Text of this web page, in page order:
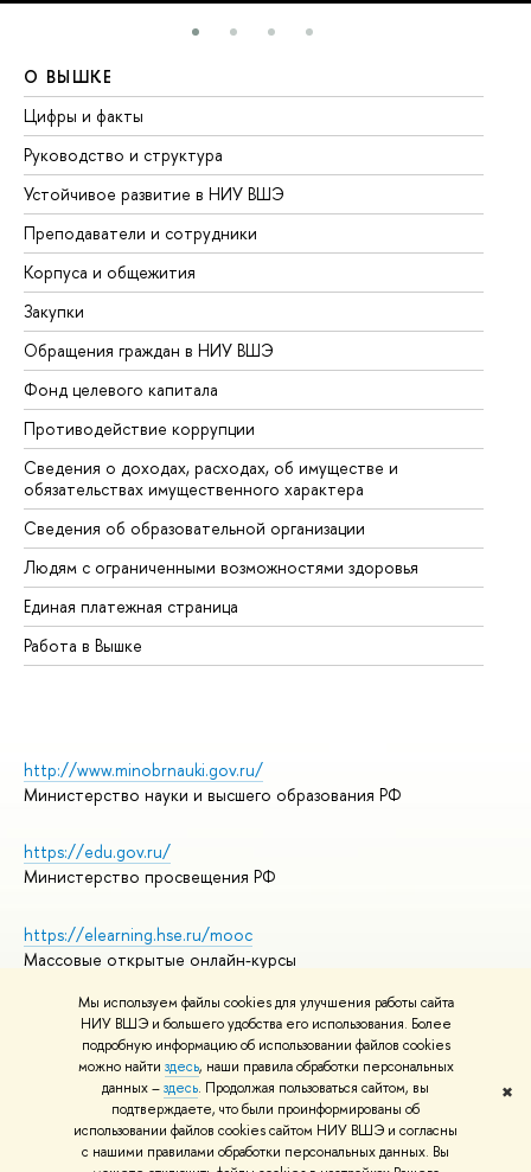
Мы используем файлы cookies для улучшения работы сайта
НИУ ВШЭ и большего удобства его использования. Более
подробную информацию об использовании файлов cookies
можно найти здесь, наши правила обработки персональных
данных –здесь. Продолжая пользоваться сайтом, вы
подтверждаете, что были проинформированы об
использовании файлов cookies сайтом НИУ ВШЭ и согласны
с нашими правилами обработки персональных данных. Вы
✖
О ВЫШКЕ
Цифры и факты
Руководство и структура
Устойчивое развитие в НИУ ВШЭ
Преподаватели и сотрудники
Корпуса и общежития
Закупки
Обращения граждан в НИУ ВШЭ
Фонд целевого капитала
Противодействие коррупции
Сведения о доходах, расходах, об имуществе и
обязательствах имущественного характера
Сведения об образовательной организации
Людям с ограниченными возможностями здоровья
Единая платежная страница
Работа в Вышке
http://www.minobrnauki.gov.ru/
Министерство науки и высшего образования РФ
https://edu.gov.ru/
Министерство просвещения РФ
https://elearning.hse.ru/mooc
Массовые открытые онлайн-курсы
© НИУ ВШЭ 1993–2026
Адреса и контакты
Условия использования материалов
Политика конфиденциальности
Правила применения рекомендательных технологий в НИУ ВШЭ